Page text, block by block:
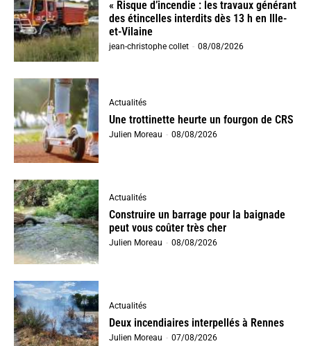
« Risque d’incendie : les travaux générant
des étincelles interdits dès 13 h en Ille-
et-Vilaine
jean-christophe collet - 08/08/2026
Actualités
Une trottinette heurte un fourgon de CRS
Julien Moreau - 08/08/2026
Actualités
Construire un barrage pour la baignade
peut vous coûter très cher
Julien Moreau - 08/08/2026
Actualités
Deux incendiaires interpellés à Rennes
Julien Moreau - 07/08/2026